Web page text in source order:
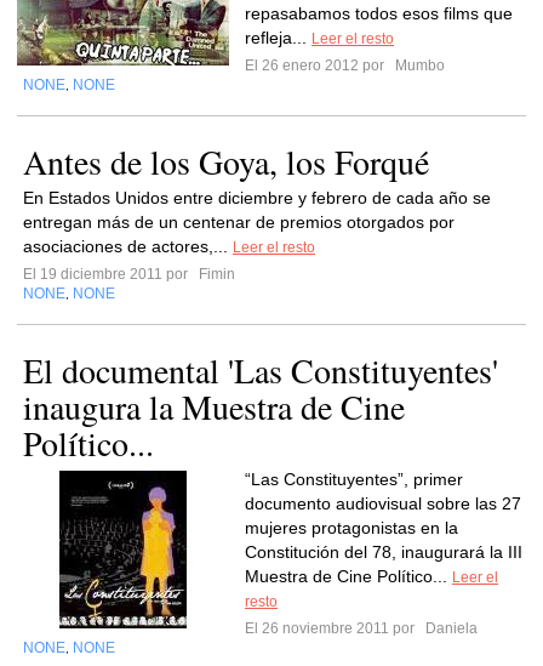
repasabamos todos esos films que
refleja...
Leer el resto
El 26 enero 2012 por
Mumbo
NONE NONE
Antes de los Goya, los Forqué
En Estados Unidos entre diciembre y febrero de cada año se
entregan más de un centenar de premios otorgados por
asociaciones de actores,...
Leer el resto
El 19 diciembre 2011 por
Fimin
NONE NONE
El documental 'Las Constituyentes'
inaugura la Muestra de Cine
Político...
“Las Constituyentes”, primer
documento audiovisual sobre las 27
mujeres protagonistas en la
Constitución del 78, inaugurará la III
Muestra de Cine Político...
Leer el
resto
El 26 noviembre 2011 por
Daniela
NONE NONE